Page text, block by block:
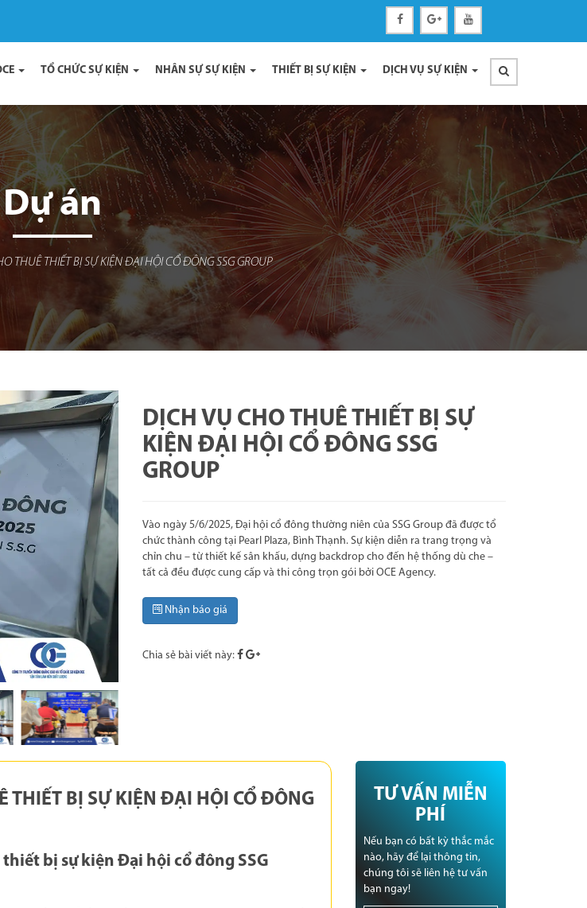
TỔ CHỨC SỰ KIỆN NHÂN SỰ SỰ KIỆN THIẾT BỊ SỰ KIỆN DỊCH VỤ SỰ KIỆN
Dự án
THUÊ THIẾT BỊ SỰ KIỆN ĐẠI HỘI CỔ ĐÔNG SSG GROUP
DỊCH VỤ CHO THUÊ THIẾT BỊ SỰ
KIỆN ĐẠI HỘI CỔ ĐÔNG SSG
GROUP
Vào ngày 5/6/2025, Đại hội cổ đông thường niên của SSG Group đã được tổ
chức thành công tại Pearl Plaza, Bình Thạnh. Sự kiện diễn ra trang trọng và
chỉn chu – từ thiết kế sân khấu, dựng backdrop cho đến hệ thống dù che –
tất cả đều được cung cấp và thi công trọn gói bởi OCE Agency.
Nhận báo giá
Chia sẻ bài viết này:
THIẾT BỊ SỰ KIỆN ĐẠI HỘI CỔ ĐÔNG
bị sự kiện Đại hội cổ đông SSG
TƯ VẤN MIỄN
PHÍ
Nếu bạn có bất kỳ thắc mắc
nào, hãy để lại thông tin,
chúng tôi sẽ liên hệ tư vấn
bạn ngay!